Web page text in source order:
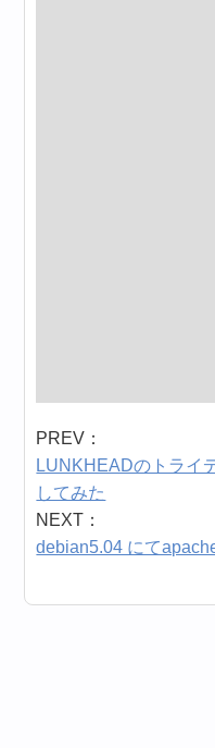
PREV：
LUNKHEADのトライ
してみた
NEXT：
debian5.04 にて